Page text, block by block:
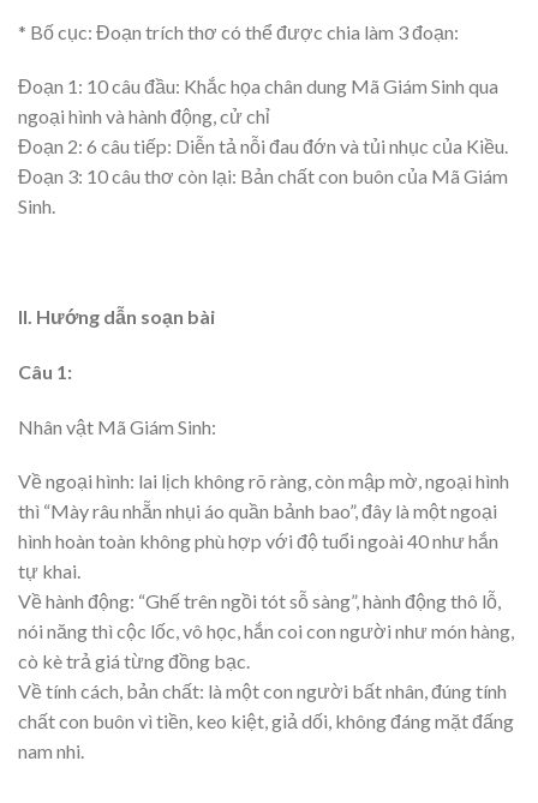
* Bố cục: Đoạn trích thơ có thể được chia làm 3 đoạn:
Đoạn 1: 10 câu đầu: Khắc họa chân dung Mã Giám Sinh qua
ngoại hình và hành động, cử chỉ
Đoạn 2: 6 câu tiếp: Diễn tả nỗi đau đớn và tủi nhục của Kiều.
Đoạn 3: 10 câu thơ còn lại: Bản chất con buôn của Mã Giám
Sinh.
II. Hướng dẫn soạn bài
Câu 1:
Nhân vật Mã Giám Sinh:
Về ngoại hình: lai lịch không rõ ràng, còn mập mờ, ngoại hình
thì “Mày râu nhẵn nhụi áo quần bảnh bao”, đây là một ngoại
hình hoàn toàn không phù hợp với độ tuổi ngoài 40 như hắn
tự khai.
Về hành động: “Ghế trên ngồi tót sỗ sàng”, hành động thô lỗ,
nói năng thì cộc lốc, vô học, hắn coi con người như món hàng,
cò kè trả giá từng đồng bạc.
Về tính cách, bản chất: là một con người bất nhân, đúng tính
chất con buôn vì tiền, keo kiệt, giả dối, không đáng mặt đấng
nam nhi.